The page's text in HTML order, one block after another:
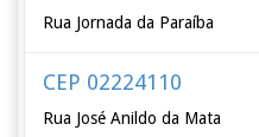
Rua Jornada da Paraíba
CEP 02224110
Rua José Anildo da Mata